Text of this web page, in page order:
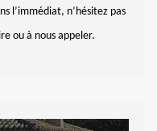
l’immédiat, n’hésitez pas
ou à nous appeler.